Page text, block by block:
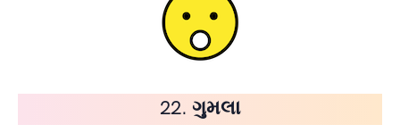
22. ગુમલા